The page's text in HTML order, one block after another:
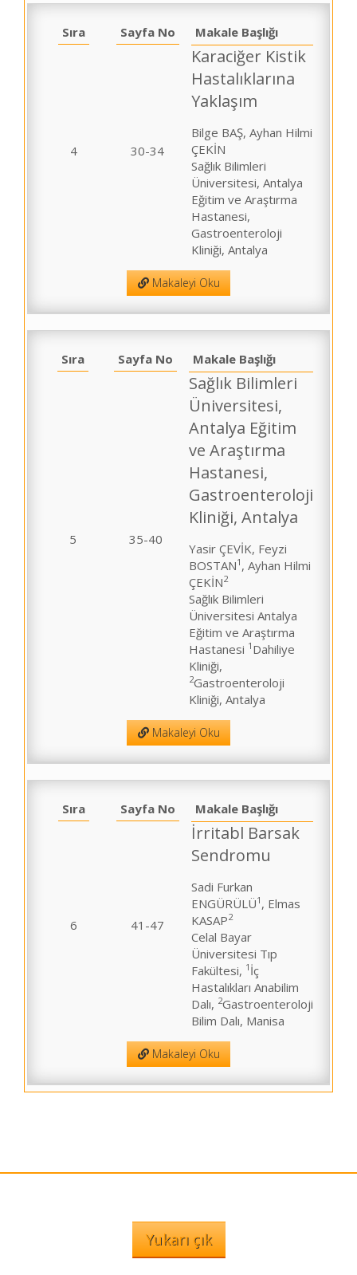
Sıra Sayfa No Makale Başlığı
4 30-34
Karaciğer Kistik
Hastalıklarına
Yaklaşım
Bilge BAŞ, Ayhan Hilmi
ÇEKİN
Sağlık Bilimleri
Üniversitesi, Antalya
Eğitim ve Araştırma
Hastanesi,
Gastroenteroloji
Kliniği, Antalya
Makaleyi Oku
Sıra Sayfa No Makale Başlığı
5 35-40
Sağlık Bilimleri
Üniversitesi,
Antalya Eğitim
ve Araştırma
Hastanesi,
Gastroenteroloji
Kliniği, Antalya
Yasir ÇEVİK, Feyzi
BOSTAN1 , Ayhan Hilmi
ÇEKİN2
Sağlık Bilimleri
Üniversitesi Antalya
Eğitim ve Araştırma
Hastanesi 1 Dahiliye
Kliniği,
2Gastroenteroloji
Kliniği, Antalya
Makaleyi Oku
Sıra Sayfa No Makale Başlığı
6 41-47
İrritabl Barsak
Sendromu
Sadi Furkan
ENGÜRÜLÜ1 , Elmas
KASAP2
Celal Bayar
Üniversitesi Tıp
Fakültesi, 1 İç
Hastalıkları Anabilim
Dalı, 2Gastroenteroloji
Bilim Dalı, Manisa
Makaleyi Oku
Yukarı çık